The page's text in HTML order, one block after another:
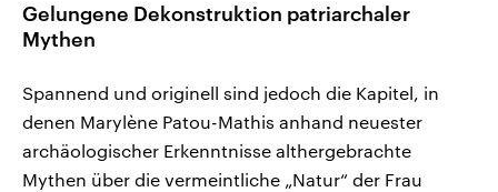
Gelungene Dekonstruktion patriarchaler
Mythen
Spannend und originell sind jedoch die Kapitel, in
denen Marylène Patou-Mathis anhand neuester
archäologischer Erkenntnisse althergebrachte
Mythen über die vermeintliche „Natur“ der Frau